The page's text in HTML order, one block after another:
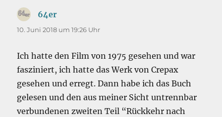
64er
10. Juni 2018 um 19:26 Uhr
Ich hatte den Film von 1975 gesehen und war
fasziniert, ich hatte das Werk von Crepax
gesehen und erregt. Dann habe ich das Buch
gelesen und den aus meiner Sicht untrennbar
verbundenen zweiten Teil “Rückkehr nach